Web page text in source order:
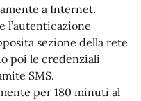
a Internet.
l’autenticazione
sezione della rete
poi le credenziali
SMS.
per 180 minuti al